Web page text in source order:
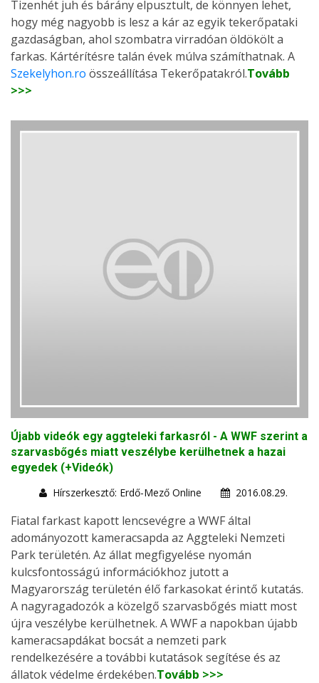
Tizenhét juh és bárány elpusztult, de könnyen lehet,
hogy még nagyobb is lesz a kár az egyik tekerőpataki
gazdaságban, ahol szombatra virradóan öldökölt a
farkas. Kártérítésre talán évek múlva számíthatnak. A
Szekelyhon.ro összeállítása Tekerőpatakról.Tovább
>>>
Újabb videók egy aggteleki farkasról - A WWF szerint a
szarvasbőgés miatt veszélybe kerülhetnek a hazai
egyedek (+Videók)
Hírszerkesztő: Erdő-Mező Online
2016.08.29.
Fiatal farkast kapott lencsevégre a WWF által
adományozott kameracsapda az Aggteleki Nemzeti
Park területén. Az állat megfigyelése nyomán
kulcsfontosságú információkhoz jutott a
Magyarország területén élő farkasokat érintő kutatás.
A nagyragadozók a közelgő szarvasbőgés miatt most
újra veszélybe kerülhetnek. A WWF a napokban újabb
kameracsapdákat bocsát a nemzeti park
rendelkezésére a további kutatások segítése és az
állatok védelme érdekében.Tovább >>>